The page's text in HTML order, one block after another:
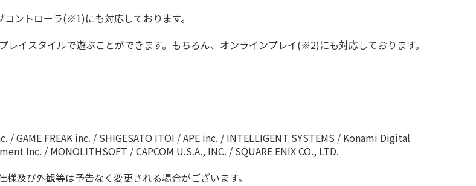
ントローラ(※1)にも対応しております。
イスタイルで遊ぶことができます。もちろん、オンラインプレイ(※2)にも対応しております。
FREAK inc. / SHIGESATO ITOI / APE inc. / INTELLIGENT SYSTEMS / Konami Digital
Inc. / MONOLITHSOFT / CAPCOM U.S.A., INC. / SQUARE ENIX CO., LTD.
及び外観等は予告なく変更される場合がございます。